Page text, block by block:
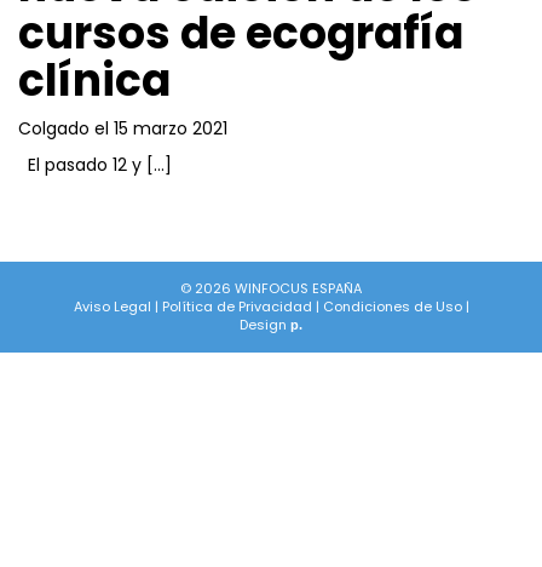
cursos de ecografía
clínica
Colgado el 15 marzo 2021
El pasado 12 y […]
© 2026 WINFOCUS ESPAÑA
Aviso Legal | Política de Privacidad | Condiciones de Uso|
Design p.